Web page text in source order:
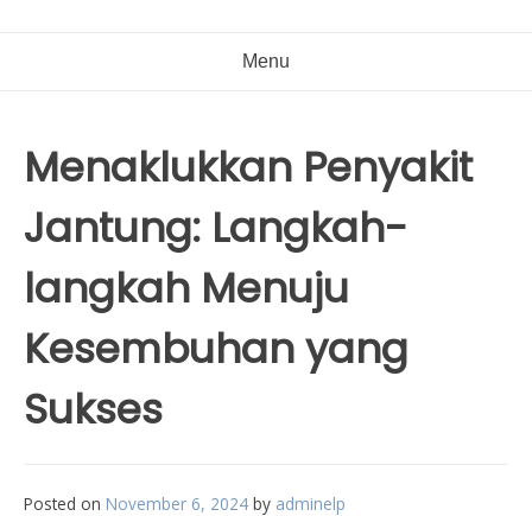
Menu
Menaklukkan Penyakit
Jantung: Langkah-
langkah Menuju
Kesembuhan yang
Sukses
Posted on November 6, 2024 by adminelp